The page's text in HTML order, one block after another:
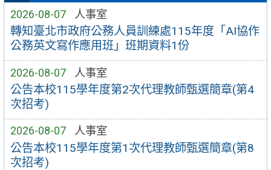
2026-08-07 人事室
轉知臺北市政府公務人員訓練處115年度「AI協作
公務英文寫作應用班」班期資料1份
2026-08-07 人事室
公告本校115學年度第2次代理教師甄選簡章(第4
次招考)
2026-08-07 人事室
公告本校115學年度第1次代理教師甄選簡章(第8
次招考)